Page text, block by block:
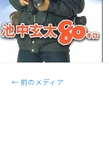
← 前のメディア